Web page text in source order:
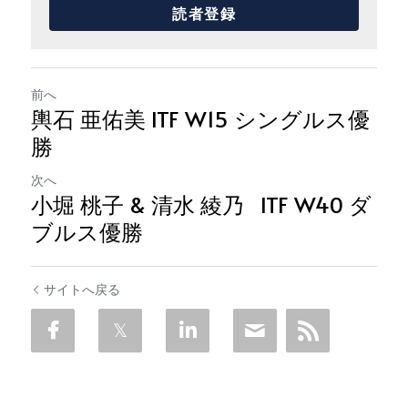
読者登録
前へ
輿石 亜佑美 ITF W15 シングルス優
勝
次へ
小堀 桃子 & 清水 綾乃 ITF W40 ダ
ブルス優勝
サイトへ戻る